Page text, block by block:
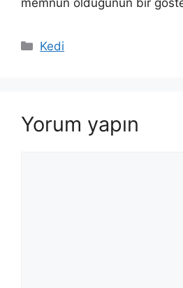
Kategoriler
Kedi
Yorum yapın